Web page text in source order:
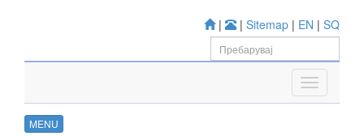
| | Sitemap | EN | SQ
MENU